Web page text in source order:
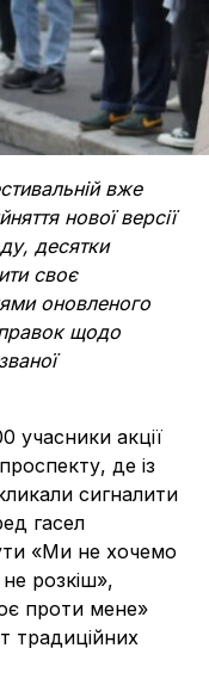
вже
нової версії
десятки
своє
оновленого
щодо
учасники акції
де із
сигналити
гасел
«Ми не хочемо
розкіш»,
проти мене»
традиційних